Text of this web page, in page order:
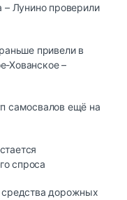
– Лунино проверили
привели в
Хованское –
самосвалов ещё на
спроса
средства дорожных